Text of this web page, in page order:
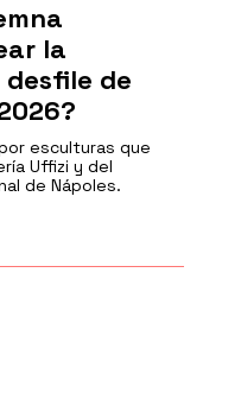
la
de
esculturas que
Uffizi y del
de Nápoles.